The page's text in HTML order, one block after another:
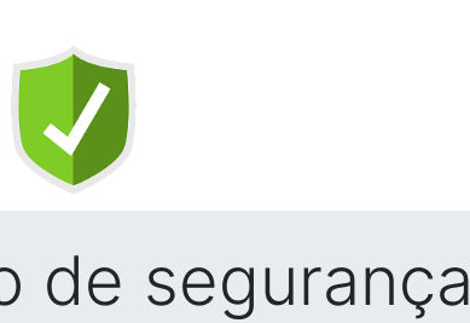
de segurança